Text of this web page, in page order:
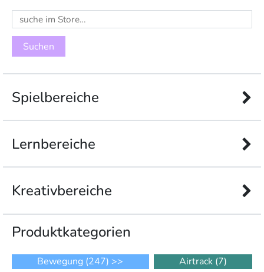
Suchen
nach:
Spielbereiche
Lernbereiche
Kreativbereiche
Produkt­kategorien
Bewegung (247) >> Airtrack (7)